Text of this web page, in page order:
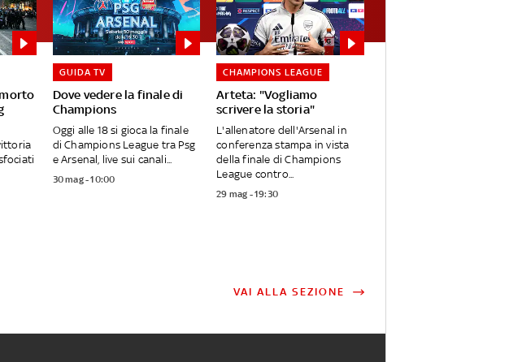
Dove vedere la finale di
Champions
GUIDA TV
Oggi alle 18 si gioca la finale
di Champions League tra Psg
e Arsenal, live sui canali...
30 mag - 10:00
Arteta: "Vogliamo
scrivere la storia"
CHAMPIONS LEAGUE
L'allenatore dell'Arsenal in
conferenza stampa in vista
della finale di Champions
League contro...
29 mag - 19:30
VAI ALLA SEZIONE